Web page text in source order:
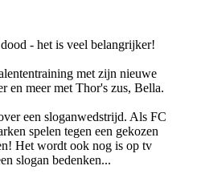
- het is veel belangrijker!
met zijn nieuwe
en meer met Thor's zus, Bella.
een sloganwedstrijd. Als FC
spelen tegen een gekozen
Het wordt ook nog is op tv
slogan bedenken...